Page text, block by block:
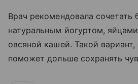
Врач рекомендовала сочетать
натуральным йогуртом,
овсяной кашей. Такой вариант,
поможет дольше сохранять